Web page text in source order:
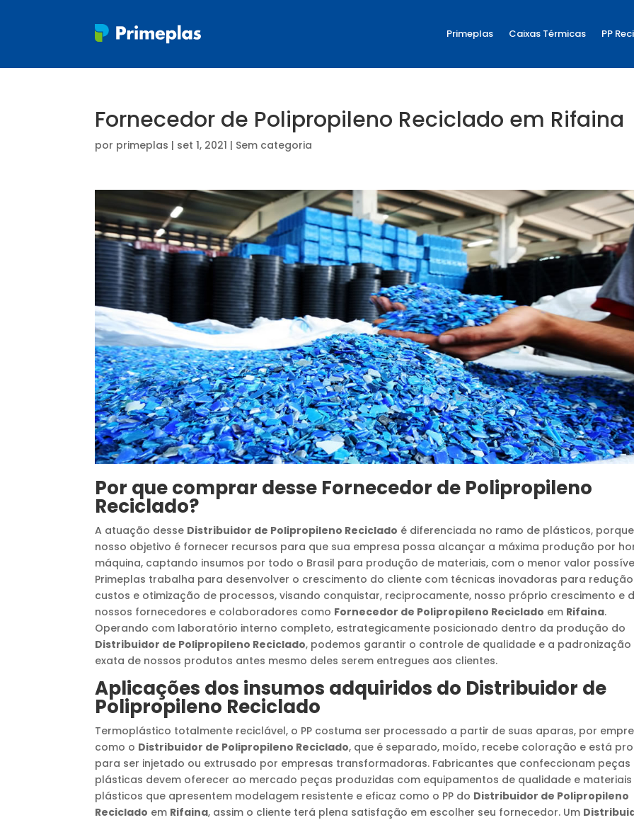
Primeplas Caixas Térmicas PP
Fornecedor de Polipropileno Reciclado em Rifaina
por primeplas | set 1, 2021 | Sem categoria
Por que comprar desse Fornecedor de Polipropileno
Reciclado?
A atuação desse Distribuidor de Polipropileno Reciclado é diferenciada no ramo de plásticos, porque
nosso objetivo é fornecer recursos para que sua empresa possa alcançar a máxima produção por
máquina, captando insumos por todo o Brasil para produção de materiais, com o menor valor
Primeplas trabalha para desenvolver o crescimento do cliente com técnicas inovadoras para
custos e otimização de processos, visando conquistar, reciprocamente, nosso próprio crescimento e
nossos fornecedores e colaboradores como Fornecedor de Polipropileno Reciclado em Rifaina.
Operando com laboratório interno completo, estrategicamente posicionado dentro da produção do
Distribuidor de Polipropileno Reciclado, podemos garantir o controle de qualidade e a padronização
exata de nossos produtos antes mesmo deles serem entregues aos clientes.
Aplicações dos insumos adquiridos do Distribuidor de
Polipropileno Reciclado
Termoplástico totalmente reciclável, o PP costuma ser processado a partir de suas aparas, por
como o Distribuidor de Polipropileno Reciclado, que é separado, moído, recebe coloração e está
para ser injetado ou extrusado por empresas transformadoras. Fabricantes que confeccionam peças
plásticas devem oferecer ao mercado peças produzidas com equipamentos de qualidade e materiais
plásticos que apresentem modelagem resistente e eficaz como o PP do Distribuidor de Polipropileno
Reciclado em Rifaina, assim o cliente terá plena satisfação em escolher seu fornecedor. Um